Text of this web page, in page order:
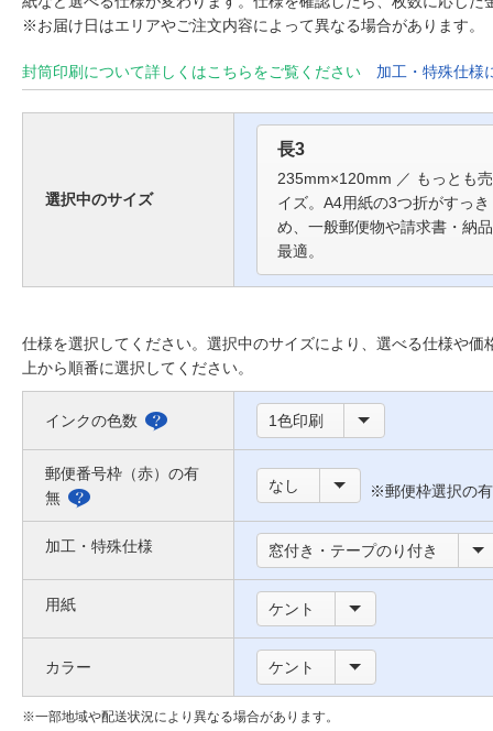
※お届け日はエリアやご注文内容によって異なる場合があります。
封筒印刷について詳しくはこちらをご覧ください 加工・特殊仕様
選択中のサイズ
長3
235mm×120mm ／ もっとも
イズ。A4用紙の3つ折がすっ
め、一般郵便物や請求書・納
最適。
仕様を選択してください。選択中のサイズにより、選べる仕様や価
上から順番に選択してください。
インクの色数
べ
い
1色印刷
郵便番号枠（赤）の有
無
便
番
枠
つ
なし ※郵便枠選択の
加工・特殊仕様 窓付き・テープのり付き
用紙 ケント
カラー ケント
一部地域や配送状況により異なる場合があります。